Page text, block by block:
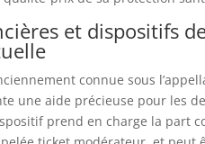
et dispositifs
connue sous
une aide précieuse pour les
prend en charge la part